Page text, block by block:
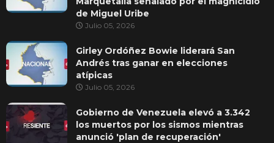
de Miguel Uribe
Julio 05, 2026
Girley Ordóñez Bowie liderará San
Andrés tras ganar en elecciones
atípicas
Julio 05, 2026
Gobierno de Venezuela elevó a 3.342
los muertos por los sismos mientras
anunció 'plan de recuperación'